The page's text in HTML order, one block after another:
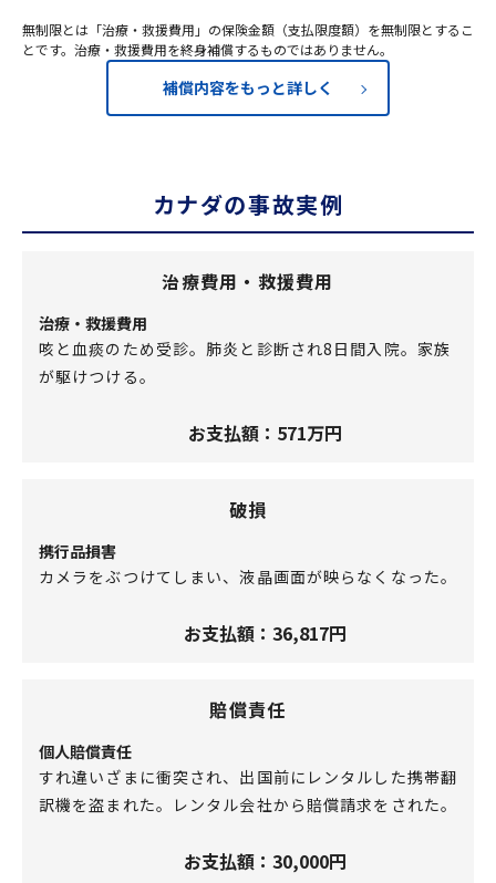
無制限とは「治療・救援費用」の保険金額（支払限度額）を無制限とするこ
とです。治療・救援費用を終身補償するものではありません。
補償内容をもっと詳しく
カナダの事故実例
治療費用・救援費用
治療・救援費用
咳と血痰のため受診。肺炎と診断され8日間入院。家族
が駆けつける。
お支払額：571万円
破損
携行品損害
カメラをぶつけてしまい、液晶画面が映らなくなった。
お支払額：36,817円
賠償責任
個人賠償責任
すれ違いざまに衝突され、出国前にレンタルした携帯翻
訳機を盗まれた。レンタル会社から賠償請求をされた。
お支払額：30,000円